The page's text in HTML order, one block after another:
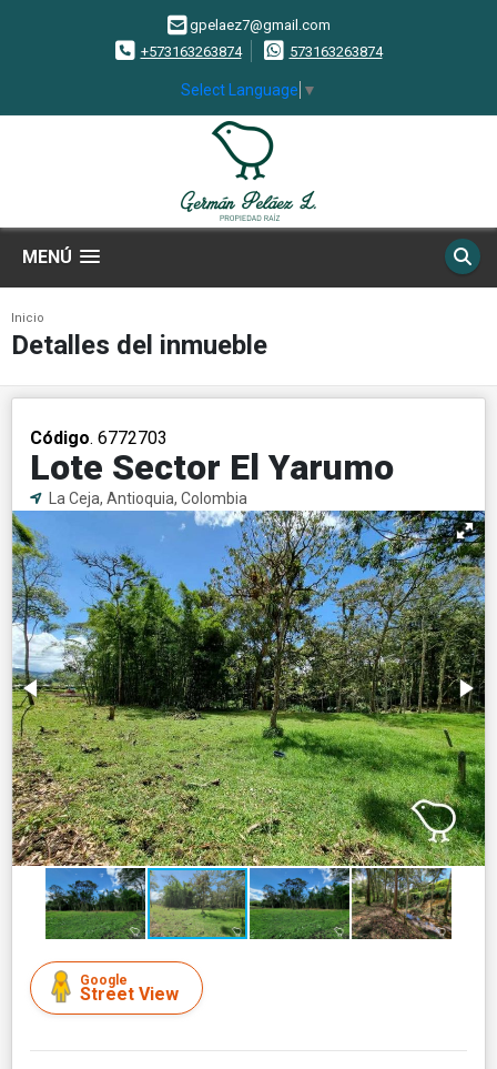
gpelaez7@gmail.com
+573163263874
573163263874
Select Language ▼
MENÚ
Inicio
Detalles del inmueble
Código. 6772703
Lote Sector El Yarumo
La Ceja, Antioquia, Colombia
Google
Street View